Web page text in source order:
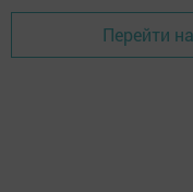
Перейти